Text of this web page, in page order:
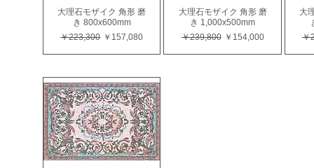
大理石モザイク 角形 磨
き 800x600mm
通常価格
￥223,300 セール価格
￥157,080
大理石モザイク 角形 磨
き 1,000x500mm
通常価格
￥239,800 セール価格
￥154,000
大
通
￥